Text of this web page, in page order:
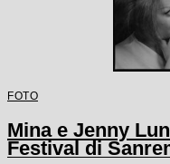
FOTO
Mina e Jenny
Festival di